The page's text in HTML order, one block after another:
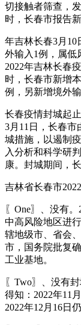
切接触者筛查，
时，长春市报告
年吉林长春3月10
外输入1例，属低
2022年吉林长春
时，长春市新增
例，另新增境外
长春疫情封城起
3月11日，长春
城措施，以遏制
入分析和科学研
康。封城期间，
吉林省长春市
〖One〗、没有
中高风险地区进
辖地级市、省会
市，国务院批复
工业基地。
〖Two〗、没有
得知：2022年11
2022年12月16日